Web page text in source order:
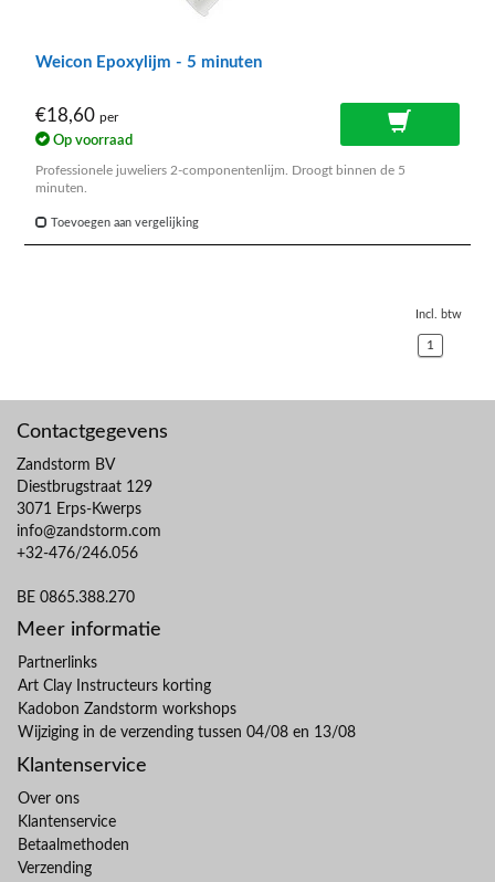
Weicon Epoxylijm - 5 minuten
€18,60 per
Op voorraad
Professionele juweliers 2-componentenlijm. Droogt binnen de 5
minuten.
Toevoegen aan vergelijking
Incl. btw
1
Contactgegevens
Zandstorm BV
Diestbrugstraat 129
3071 Erps-Kwerps
info@zandstorm.com
+32-476/246.056
BE 0865.388.270
Meer informatie
Partnerlinks
Art Clay Instructeurs korting
Kadobon Zandstorm workshops
Wijziging in de verzending tussen 04/08 en 13/08
Klantenservice
Over ons
Klantenservice
Betaalmethoden
Verzending